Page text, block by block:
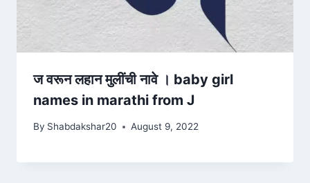
ज वरून लहान मुलींची नावे । baby girl
names in marathi from J
By Shabdakshar20 August 9, 2022